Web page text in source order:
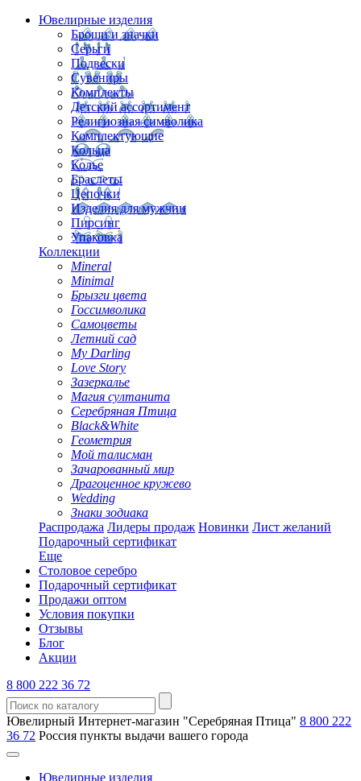
Ювелирные изделия
Броши и значки
Серьги
Подвески
Сувениры
Комплекты
Детский ассортимент
Религиозная символика
Комплектующие
Кольца
Колье
Браслеты
Цепочки
Изделия для мужчин
Пирсинг
Упаковка
Коллекции
Mineral
Minimal
Брызги цвета
Госсимволика
Самоцветы
Летний сад
My Darling
Love Story
Зазеркалье
Магия султанита
Серебряная Птица
Black&White
Геометрия
Мой талисман
Зачарованный мир
Драгоценное кружево
Wedding
Знаки зодиака
Распродажа Лидеры продаж Новинки Лист желаний
Подарочный сертификат
Еще
Столовое серебро
Подарочный сертификат
Продажи оптом
Условия покупки
Отзывы
Блог
Акции
8 800 222 36 72
Ювелирный Интернет-магазин "Серебряная Птица" 8 800 222
36 72 Россия пункты выдачи вашего города
Ювелирные изделия